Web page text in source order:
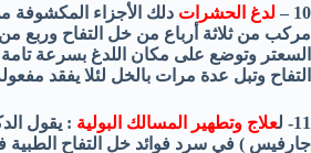
10 – لدغ الحشرات دلك الأجزاء
مركب من ثلاثة أرباع من خل التفاح وربع
السعتر وتوضع على مكان اللدغ بسرعة تامة
التفاح وتبل عدة مرات بالخل لئلا يفقد
11- ل علاج وتطهير المسالك البولية : يقول
جارفيس ) في سرد فوائد خل التفاح الطبية